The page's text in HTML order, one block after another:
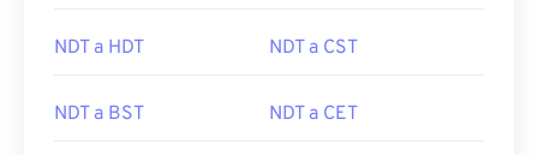
NDT a HDT NDT a CST
NDT a BST NDT a CET